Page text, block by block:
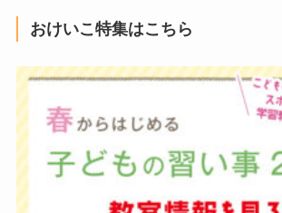
おけいこ特集はこちら